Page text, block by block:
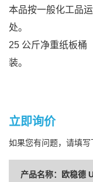
本品按一般化工品
处。
25 公斤净重纸板桶
装。
立即询价
如果您有问题，请填